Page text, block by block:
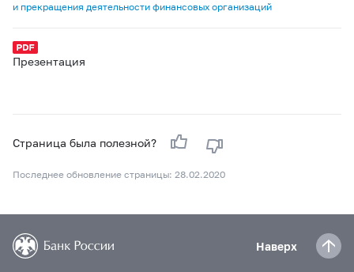
и прекращения деятельности финансовых организаций
Презентация
Страница была полезной?
Последнее обновление страницы: 28.02.2020
Наверх